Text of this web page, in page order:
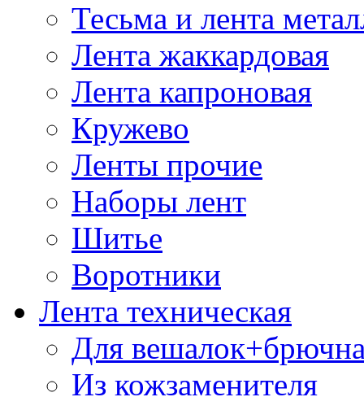
Тесьма и лента
Лента жаккардовая
Лента капроновая
Кружево
Ленты прочие
Наборы лент
Шитье
Воротники
Лента техническая
Для
Из кожзаменителя